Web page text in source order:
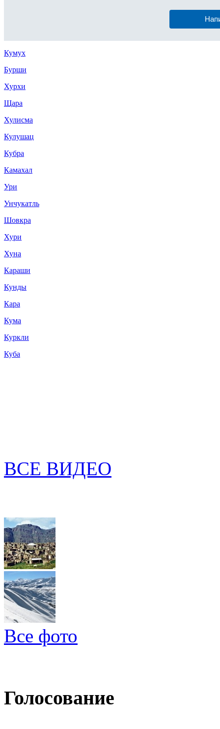
Кумух
Бурши
Хурхи
Щара
Хулисма
Кулушац
Кубра
Камахал
Ури
Унчукатль
Шовкра
Хури
Хуна
Караши
Кунды
Кара
Кума
Куркли
Куба
ВСЕ ВИДЕО
Все фото
Голосование